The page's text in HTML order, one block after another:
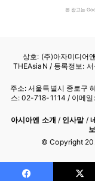
본 광고는
상호: (주)아자미디어
THEAsiaN / 등록정보:
주소: 서울특별시 종로구
스: 02-718-1114 / 이메
아시아엔 소개 / 인사말/
© Copyright